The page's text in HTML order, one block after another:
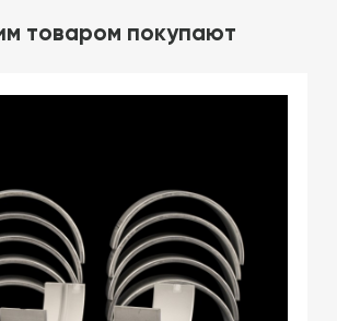
товаром покупают